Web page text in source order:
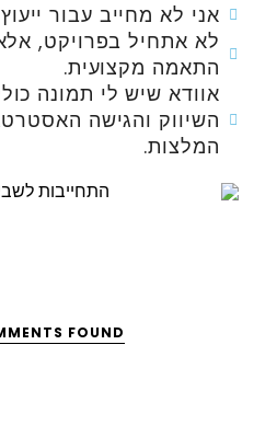
אני לא מחייב עבור
לא אתחיל בפרויקט,
התאמה מקצועית.
אוודא שיש לי תמונה
השיווק והגישה
המלצות.
FOUND